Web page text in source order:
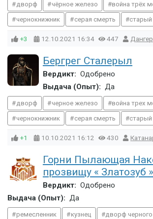
дворф чёрное железо война трёх
чернокнижник серая смерть старый
+3 12.10.2021 16:34 447 Дангер
Бергрег Сталерыл
Вердикт: Одобрено
Выдача (Опыт): Да
дворф черное железо война трех
чернокнижник серая смерть старый
+1 10.10.2021 16:12 430
Горни Пылающая
прозвищу « Златозуб »
Вердикт: Одобрено
Выдача (Опыт): Да
ремесленник кузнец дворф